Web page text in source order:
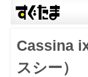
Cassina
スシー）